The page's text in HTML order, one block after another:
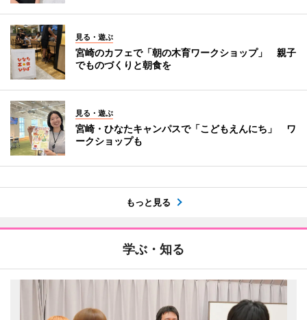
見る・遊ぶ
宮崎のカフェで「朝の木育ワークショップ」 親子
でものづくりと朝食を
見る・遊ぶ
宮崎・ひなたキャンパスで「こどもえんにち」 ワ
ークショップも
もっと見る
学ぶ・知る